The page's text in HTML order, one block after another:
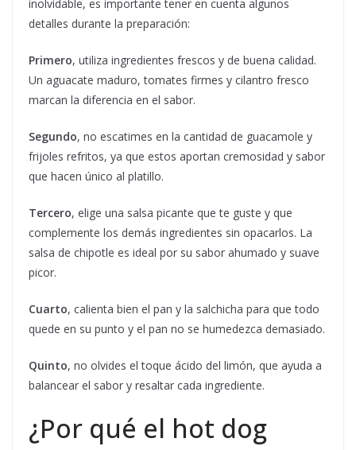
inolvidable, es importante tener en cuenta algunos
detalles durante la preparación:
Primero, utiliza ingredientes frescos y de buena calidad.
Un aguacate maduro, tomates firmes y cilantro fresco
marcan la diferencia en el sabor.
Segundo, no escatimes en la cantidad de guacamole y
frijoles refritos, ya que estos aportan cremosidad y sabor
que hacen único al platillo.
Tercero, elige una salsa picante que te guste y que
complemente los demás ingredientes sin opacarlos. La
salsa de chipotle es ideal por su sabor ahumado y suave
picor.
Cuarto, calienta bien el pan y la salchicha para que todo
quede en su punto y el pan no se humedezca demasiado.
Quinto, no olvides el toque ácido del limón, que ayuda a
balancear el sabor y resaltar cada ingrediente.
¿Por qué el hot dog